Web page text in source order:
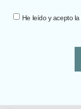
He leído y acepto la